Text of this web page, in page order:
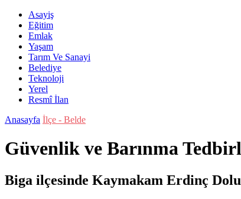
Asayiş
Eğitim
Emlak
Yaşam
Tarım Ve Sanayi
Belediye
Teknoloji
Yerel
Resmî İlan
Anasayfa İlçe - Belde
Güvenlik ve Barınma
Biga ilçesinde Kaymakam Erdinç